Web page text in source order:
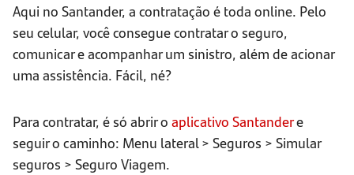
Aqui no Santander, a contratação é toda online. Pelo
seu celular, você consegue contratar o seguro,
comunicar e acompanhar um sinistro, além de acionar
uma assistência. Fácil, né?
Para contratar, é só abrir o aplicativo Santandere
seguir o caminho: Menu lateral > Seguros > Simular
seguros > Seguro Viagem.